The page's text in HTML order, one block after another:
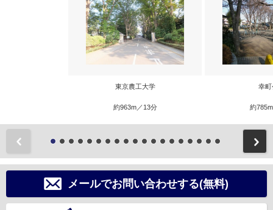
東京農工大学
約963m／13分
幸町
約
メールでお問い合わせする(無料)